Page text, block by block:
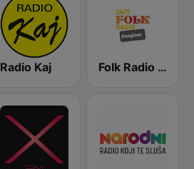
Radio Kaj Folk Radio Kneginec